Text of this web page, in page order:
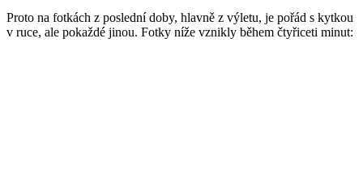
Proto na fotkách z poslední doby, hlavně z výletu, je pořád s kytkou
v ruce, ale pokaždé jinou. Fotky níže vznikly během čtyřiceti minut: